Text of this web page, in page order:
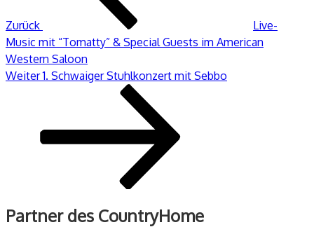
Zurück
Live-
Music mit “Tomatty” & Special Guests im American
Western Saloon
Nächster
Weiter 1. Schwaiger Stuhlkonzert mit Sebbo
Partner des CountryHome